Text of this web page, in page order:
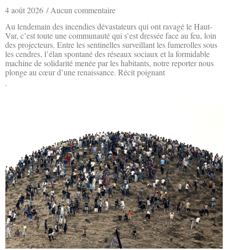
4 août 2026
Aucun commentaire
Au lendemain des incendies dévastateurs qui ont ravagé le Haut-
Var, c’est toute une communauté qui s’est dressée face au feu, loin
des projecteurs. Entre les sentinelles surveillant les fumerolles sous
les cendres, l’élan spontané des réseaux sociaux et la formidable
machine de solidarité menée par les habitants, notre reporter nous
plonge au cœur d’une renaissance. Récit poignant